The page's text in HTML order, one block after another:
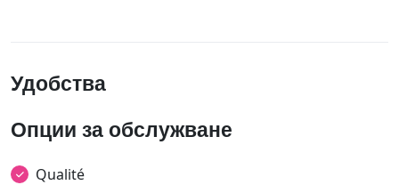
Удобства
Опции за обслужване
Qualité